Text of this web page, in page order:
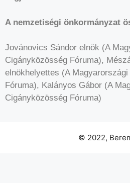
A nemzetiségi önkormányzat
Jovánovics Sándor elnök (A
Cigányközösség Fóruma),
elnökhelyettes (A
Fóruma), Kalányos Gábor (A
Cigányközösség Fóruma)
© 2022,